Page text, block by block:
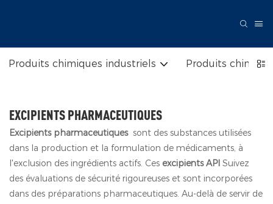
Produits chimiques industriels Produits
EXCIPIENTS PHARMACEUTIQUES
Excipients pharmaceutiques sont des substances utilisées
dans la production et la formulation de médicaments, à
l'exclusion des ingrédients actifs. Ces excipients API Suivez
des évaluations de sécurité rigoureuses et sont incorporées
dans des préparations pharmaceutiques. Au-delà de servir de